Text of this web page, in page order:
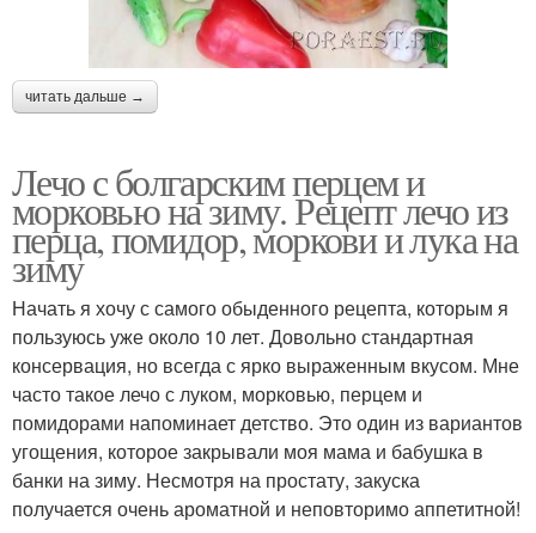
читать дальше →
Лечо с болгарским перцем и
морковью на зиму. Рецепт лечо из
перца, помидор, моркови и лука на
зиму
Начать я хочу с самого обыденного рецепта, которым я
пользуюсь уже около 10 лет. Довольно стандартная
консервация, но всегда с ярко выраженным вкусом. Мне
часто такое лечо с луком, морковью, перцем и
помидорами напоминает детство. Это один из вариантов
угощения, которое закрывали моя мама и бабушка в
банки на зиму. Несмотря на простату, закуска
получается очень ароматной и неповторимо аппетитной!